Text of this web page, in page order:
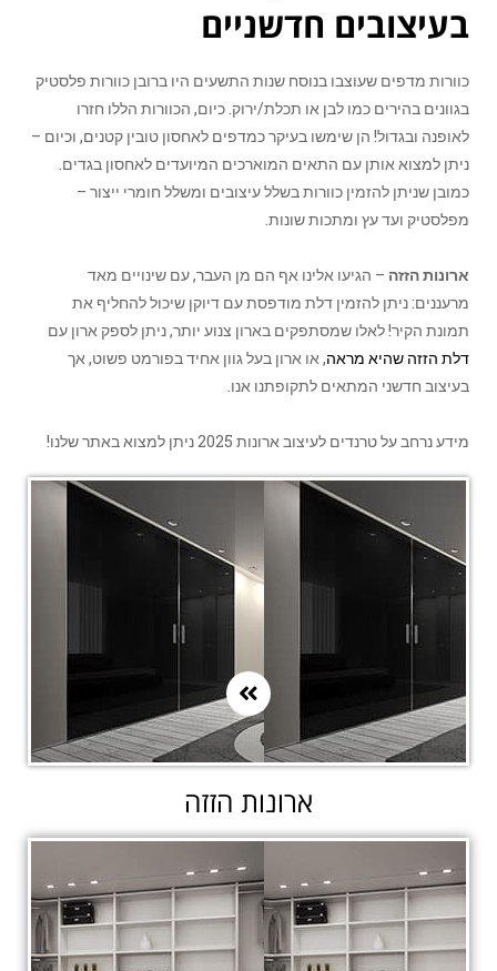
בעיצובים חדשניים
כוורות מדפים שעוצבו בנוסח שנות התשעים היו ברובן כוורות פלסטיק
בגוונים בהירים כמו לבן או תכלת/ירוק. כיום, הכוורות הללו חזרו
לאופנה ובגדול! הן שימשו בעיקר כמדפים לאחסון טובין קטנים, וכיום –
ניתן למצוא אותן עם התאים המוארכים המיועדים לאחסון בגדים.
כמובן שניתן להזמין כוורות בשלל עיצובים ומשלל חומרי ייצור –
מפלסטיק ועד עץ ומתכות שונות.
ארונות הזזה – הגיעו אלינו אף הם מן העבר, עם שינויים מאד
מרעננים: ניתן להזמין דלת מודפסת עם דיוקן שיכול להחליף את
תמונת הקיר! לאלו שמסתפקים בארון צנוע יותר, ניתן לספק ארון עם
דלת הזזה שהיא מראה, או ארון בעל גוון אחיד בפורמט פשוט, אך
בעיצוב חדשני המתאים לתקופתנו אנו.
מידע נרחב על טרנדים לעיצוב ארונות 2025 ניתן למצוא באתר שלנו!
ארונות הזזה